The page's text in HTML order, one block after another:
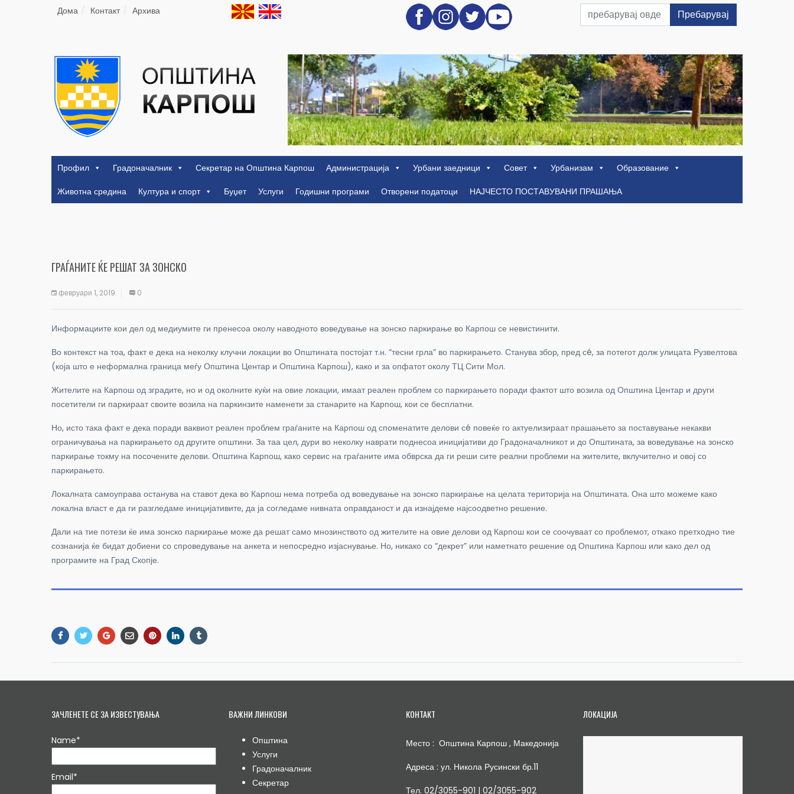
Дома Контакт Архива Пребарувај
Профил Градоначалник Секретар на Општина Карпош Администрација Урбани заедници Совет Урбанизам
Образование
Животна средина
Култура и спорт Буџет Услуги Годишни програми Отворени податоци НАЈЧЕСТО ПОСТАВУВАНИ ПРАШАЊА
ГРАЃАНИТЕ ЌЕ РЕШАТ ЗА ЗОНСКО
февруари 1, 2019 0
Информациите кои дел од медиумите ги пренесоа околу наводното воведување на зонско паркирање во Карпош се невистинити.
Во контекст на тоа, факт е дека на неколку клучни локации во Општината постојат т.н. “тесни грла” во паркирањето. Станува збор, пред сé, за потегот долж улицата Рузвелтова
(која што е неформална граница меѓу Општина Центар и Општина Карпош), како и за опфатот околу ТЦ Сити Мол.
Жителите на Карпош од зградите, но и од околните куќи на овие локации, имаат реален проблем со паркирањето поради фактот што возила од Општина Центар и други
посетители ги паркираат своите возила на паркинзите наменети за станарите на Карпош, кои се бесплатни.
Но, исто така факт е дека поради ваквиот реален проблем граѓаните на Карпош од споменатите делови сé повеќе го актуелизираат прашањето за поставување некакви
ограничувања на паркирањето од другите општини. За таа цел, дури во неколку наврати поднесоа иницијативи до Градоначалникот и до Општината, за воведување на зонско
паркирање токму на посочените делови. Општина Карпош, како сервис на граѓаните има обврска да ги реши сите реални проблеми на жителите, вклучително и овој со
паркирањето.
Локалната самоуправа останува на ставот дека во Карпош нема потреба од воведување на зонско паркирање на целата територија на Општината. Она што можеме како
локална власт е да ги разгледаме иницијативите, да ја согледаме нивната оправданост и да изнајдеме најсоодветно решение.
Дали на тие потези ќе има зонско паркирање може да решат само мнозинството од жителите на овие делови од Карпош кои се соочуваат со проблемот, откако претходно тие
сознанија ќе бидат добиени со спроведување на анкета и непосредно изјаснување. Но, никако со “декрет” или наметнато решение од Општина Карпош или како дел од
програмите на Град Скопје.
ЗАЧЛЕНЕТЕ СЕ ЗА ИЗВЕСТУВАЊА
Name*
Email*
ВАЖНИ ЛИНКОВИ
Општина
Услуги
Градоначалник
Секретар
КОНТАКТ
Место : Општина Карпош , Македонија
Адреса : ул. Никола Русински бр.11
Тел. 02/3055-901 | 02/3055-902
ЛОКАЦИЈА